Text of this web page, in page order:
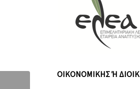
ΟΙΚΟΝΟΜΙΚΗΣ Ή